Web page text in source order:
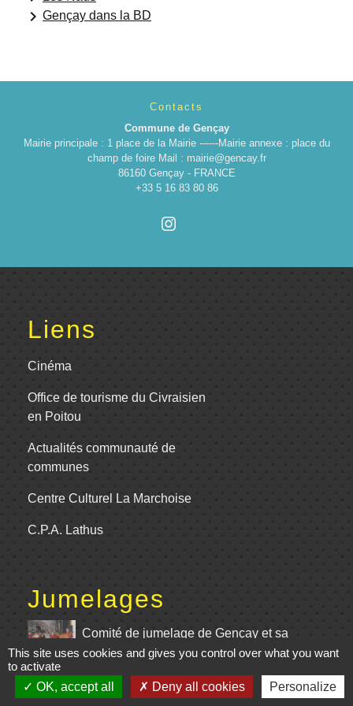
keyboard_arrow_right Gençay dans la BD
Contacts
Commune de Gençay
Mairie principale : 1 place de la Mairie ------Mairie annexe : place du
champ de foire Mail : mairie@gencay.fr
86160 Gençay - FRANCE
+33 5 16 83 80 86
Liens
Cinéma
Office de tourisme du Civraisien
en Poitou
Actualités communauté de
communes
Centre Culturel La Marchoise
C.P.A. Lathus
Jumelages
Comité de jumelage de Gençay et sa
région
Mentions légales - Politique de confidentialité -
This site uses cookies and gives you control over what you want
to activate
OK, accept all
Deny all cookies Personalize